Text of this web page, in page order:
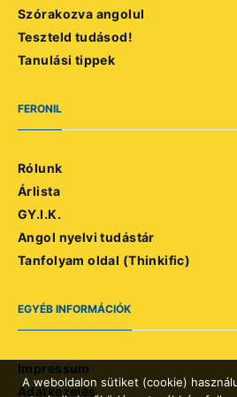
Szórakozva angolul
Teszteld tudásod!
Tanulási tippek
FERONIL
Rólunk
Árlista
GY.I.K.
Angol nyelvi tudástár
Tanfolyam oldal (Thinkific)
EGYÉB INFORMÁCIÓK
Impressum
Adatkezelés
A weboldalon sütiket (cookie)